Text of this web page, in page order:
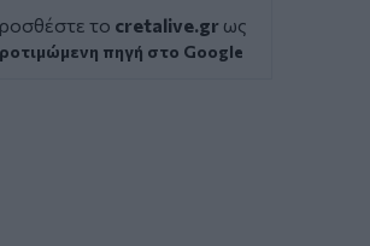
το cretalive.gr ως
πηγή στο Google